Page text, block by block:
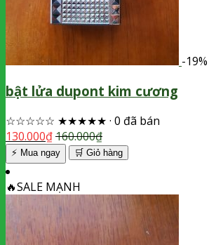
-19%
bật lửa dupont kim cương
☆☆☆☆☆ ★★★★★ · 0 đã bán
130.000₫160.000₫
⚡ Mua ngay 🛒 Giỏ hàng
🔥SALE MẠNH